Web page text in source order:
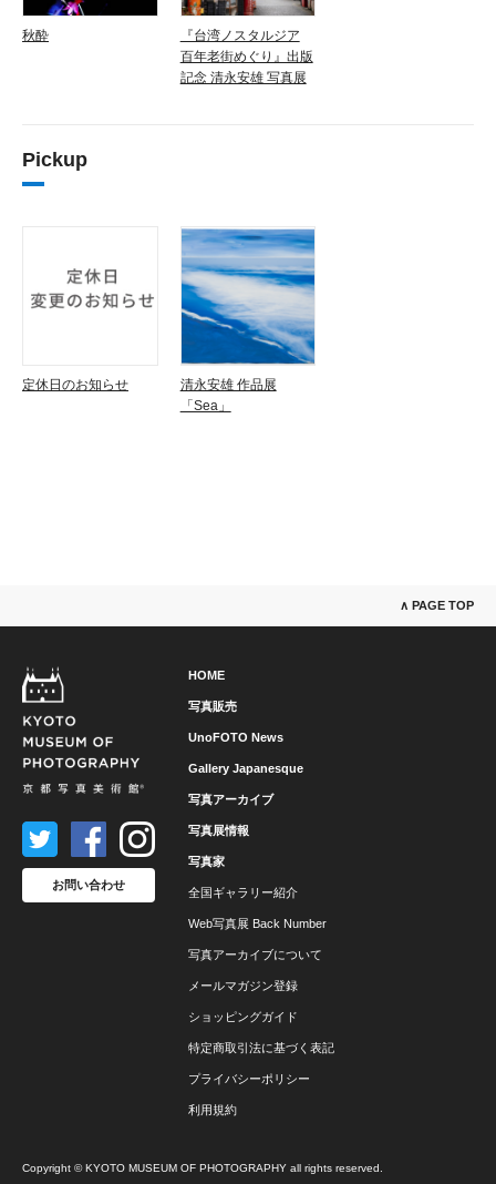
秋酔
『台湾ノスタルジア
百年老街めぐり』出版
記念 清永安雄 写真展
Pickup
定休日のお知らせ
清永安雄 作品展
「Sea」
∧ PAGE TOP
HOME
写真販売
UnoFOTO News
Gallery Japanesque
写真アーカイブ
写真展情報
写真家
全国ギャラリー紹介
Web写真展 Back Number
写真アーカイブについて
メールマガジン登録
ショッピングガイド
特定商取引法に基づく表記
プライバシーポリシー
利用規約
お問い合わせ
Copyright © KYOTO MUSEUM OF PHOTOGRAPHY all rights reserved.